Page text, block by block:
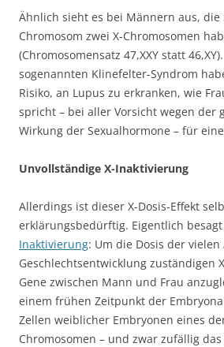
Ähnlich sieht es bei Männern aus, die
Chromosom zwei X-Chromosomen
(Chromosomensatz 47,XXY statt
sogenannten Klinefelter-Syndrom
Risiko, an Lupus zu erkranken, wie
spricht – bei aller Vorsicht wegen der
Wirkung der Sexualhormone – für
Unvollständige X-Inaktivierung
Allerdings ist dieser X-Dosis-Effekt
erklärungsbedürftig. Eigentlich
Inaktivierung: Um die Dosis der vielen
Geschlechtsentwicklung zuständigen
Gene zwischen Mann und Frau
einem frühen Zeitpunkt der
Zellen weiblicher Embryonen eines
Chromosomen – und zwar zufällig